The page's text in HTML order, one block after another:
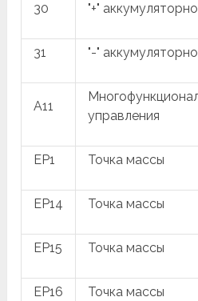
30 "+"
31 "-"
A11
управления
EP1 Точка массы
EP14 Точка массы
EP15 Точка массы
EP16 Точка массы